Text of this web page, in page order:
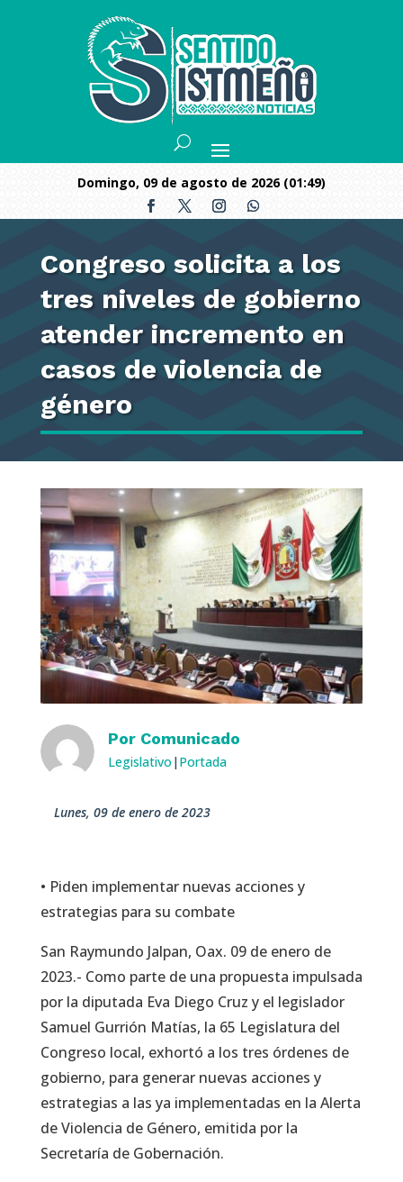
domingo, 09 de agosto de 2026 (01:49)
Congreso solicita a los
tres niveles de gobierno
atender incremento en
casos de violencia de
género
Por Comunicado
Legislativo | Portada
lunes, 09 de enero de 2023
• Piden implementar nuevas acciones y
estrategias para su combate
San Raymundo Jalpan, Oax. 09 de enero de
2023.- Como parte de una propuesta impulsada
por la diputada Eva Diego Cruz y el legislador
Samuel Gurrión Matías, la 65 Legislatura del
Congreso local, exhortó a los tres órdenes de
gobierno, para generar nuevas acciones y
estrategias a las ya implementadas en la Alerta
de Violencia de Género, emitida por la
Secretaría de Gobernación.